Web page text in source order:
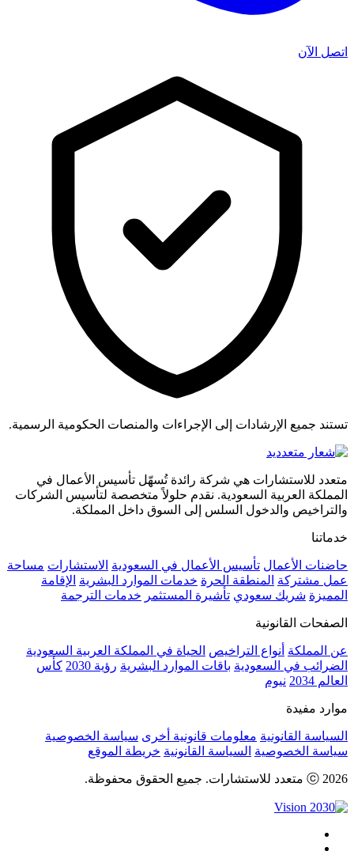
اتصل الآن
تستند جميع الإرشادات إلى الإجراءات والمنصات الحكومية الرسمية.
متعدد للاستشارات هي شركة رائدة تُسهّل تأسيس الأعمال في
المملكة العربية السعودية. نقدم حلولاً متخصصة لتأسيس الشركات
والتراخيص والدخول السلس إلى السوق داخل المملكة.
خدماتنا
حاضنات الأعمال تأسيس الأعمال في السعودية الاستشارات مساحة
عمل مشتركة المنطقة الحرة خدمات الموارد البشرية الإقامة
المميزة شريك سعودي تأشيرة المستثمر خدمات الترجمة
الصفحات القانونية
عن المملكة أنواع التراخيص الحياة في المملكة العربية السعودية
الضرائب في السعودية باقات الموارد البشرية رؤية 2030
كأس
العالم 2034
نيوم
موارد مفيدة
السياسة القانونية معلومات قانونية أخرى سياسة الخصوصية
سياسة الخصوصية السياسة القانونية خريطة الموقع
ⓒ 2026 متعدد للاستشارات. جميع الحقوق محفوظة.